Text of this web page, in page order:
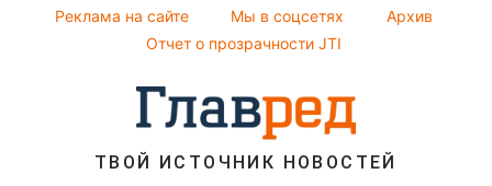
Новости Запорожья
Советы от Андре Тана
Авто
Реклама на сайте
Мы в соцсетях
Архив
Отчет о прозрачности JTI
ТВОЙ ИСТОЧНИК НОВОСТЕЙ